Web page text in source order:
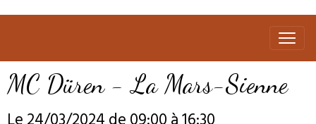
MC Düren - La Mars-Sienne